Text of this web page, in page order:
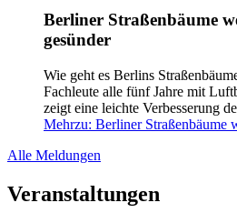
Berliner Straßenbäume
gesünder
Wie geht es Berlins
Fachleute alle fünf Jahre mit
zeigt eine leichte Verbesserung
Mehrzu: Berliner Straßenbäume
Alle Meldungen
Veranstaltungen